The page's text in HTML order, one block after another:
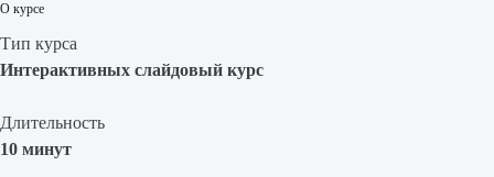
О курсе
Тип курса
Интерактивных слайдовый курс
Длительность
10 минут